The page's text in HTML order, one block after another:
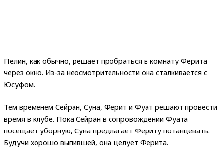
Пелин, как обычно, решает пробраться в комнату Ферита
через окно. Из-за неосмотрительности она сталкивается с
Юсуфом.
Тем временем Сейран, Суна, Ферит и Фуат решают провести
время в клубе. Пока Сейран в сопровождении Фуата
посещает уборную, Суна предлагает Фериту потанцевать.
Будучи хорошо выпившей, она целует Ферита.